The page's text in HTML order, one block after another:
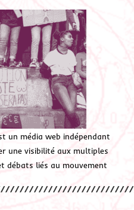
un média web indépendant
une visibilité aux multiples
débats liés au mouvement